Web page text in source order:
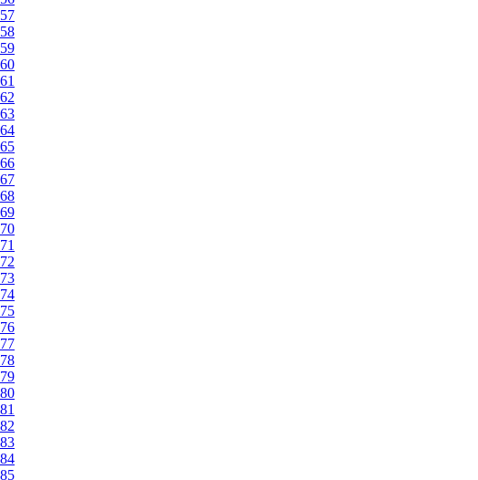
57
58
59
60
61
62
63
64
65
66
67
68
69
70
71
72
73
74
75
76
77
78
79
80
81
82
83
84
85